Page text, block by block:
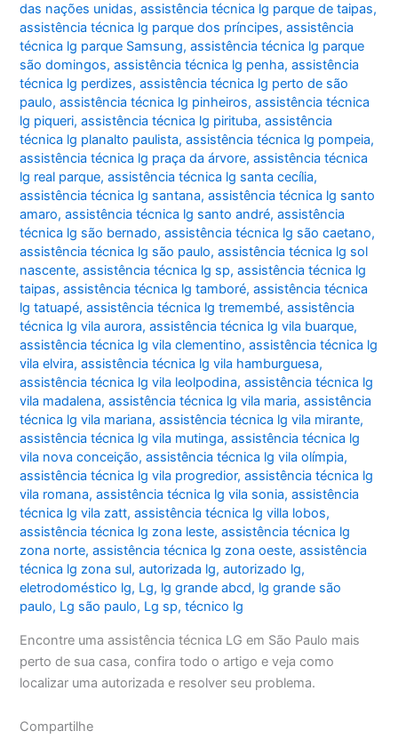
das nações unidas,assistência técnica lg parque de taipas,
assistência técnica lg parque dos príncipes,assistência
técnica lg parque Samsung,assistência técnica lg parque
são domingos,assistência técnica lg penha,assistência
técnica lg perdizes,assistência técnica lg perto de são
paulo,assistência técnica lg pinheiros,assistência técnica
lg piqueri,assistência técnica lg pirituba,assistência
técnica lg planalto paulista,assistência técnica lg pompeia,
assistência técnica lg praça da árvore,assistência técnica
lg real parque,assistência técnica lg santa cecília,
assistência técnica lg santana,assistência técnica lg santo
amaro,assistência técnica lg santo andré,assistência
técnica lg são bernado,assistência técnica lg são caetano,
assistência técnica lg são paulo,assistência técnica lg sol
nascente,assistência técnica lg sp,assistência técnica lg
taipas,assistência técnica lg tamboré,assistência técnica
lg tatuapé,assistência técnica lg tremembé,assistência
técnica lg vila aurora,assistência técnica lg vila buarque,
assistência técnica lg vila clementino,assistência técnica lg
vila elvira,assistência técnica lg vila hamburguesa,
assistência técnica lg vila leolpodina,assistência técnica lg
vila madalena,assistência técnica lg vila maria,assistência
técnica lg vila mariana,assistência técnica lg vila mirante,
assistência técnica lg vila mutinga,assistência técnica lg
vila nova conceição,assistência técnica lg vila olímpia,
assistência técnica lg vila progredior,assistência técnica lg
vila romana,assistência técnica lg vila sonia,assistência
técnica lg vila zatt,assistência técnica lg villa lobos,
assistência técnica lg zona leste,assistência técnica lg
zona norte,assistência técnica lg zona oeste,assistência
técnica lg zona sul,autorizada lg,autorizado lg,
eletrodoméstico lg, Lg, lg grande abcd, lg grande são
paulo, Lg são paulo, Lg sp,técnico lg
Encontre uma assistência técnica LG em São Paulo mais
perto de sua casa, confira todo o artigo e veja como
localizar uma autorizada e resolver seu problema.
Compartilhe